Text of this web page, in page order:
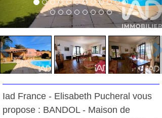
Iad France - Elisabeth Pucheral vous
propose : BANDOL - Maison de